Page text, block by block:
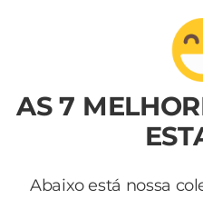
AS 7
Abaixo está nossa